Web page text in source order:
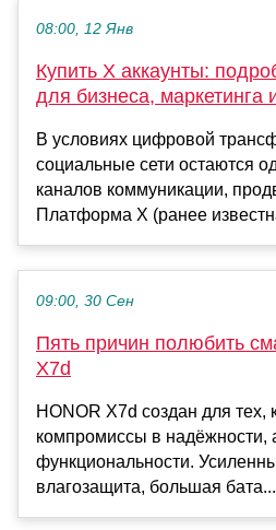
08:00, 12 Янв
Купить X аккаунты:
для бизнеса, маркетинга
В условиях цифровой
социальные сети остаются
каналов коммуникации,
Платформа X (ранее
09:00, 30 Сен
Пять причин полюбить
X7d
HONOR X7d создан для тех,
компромиссы в надёжности,
функциональности.
влагозащита, большая бата...